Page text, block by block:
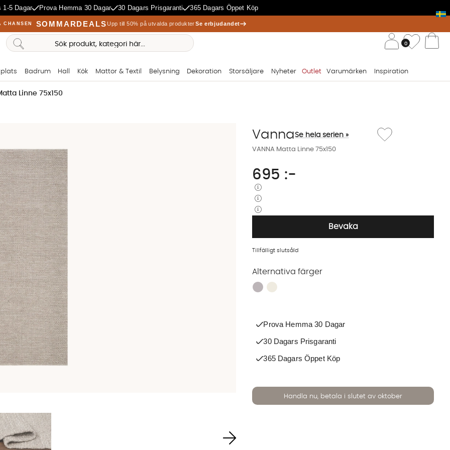
1-5 Dagar Prova Hemma 30 Dagar 30 Dagars Prisgaranti 365 Dagars Öppet Köp
CHANSEN SOMMARDEALSUpp till 50% på utvalda produkterSe erbjudandet
0
Badrum Hall Kök Mattor & Textil Belysning Dekoration Storsäljare Nyheter Outlet Varumärken Inspiration
Linne 75x150
VANNA Matta Linne 75x150
VannaSe hela serien »
Lägg till i önskelista:
695 :-
Bevaka
Tillfälligt slutsåld
Alternativa färger
Finns även i dessa färger:
Prova Hemma 30 Dagar
30 Dagars Prisgaranti
365 Dagars Öppet Köp
Handla nu, betala i slutet av oktober